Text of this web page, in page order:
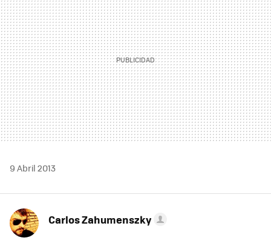
9 Abril 2013
Carlos Zahumenszky